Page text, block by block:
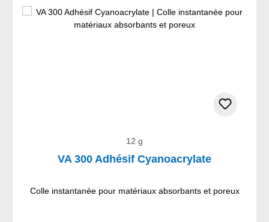
12 g
VA 300 Adhésif Cyanoacrylate
Colle instantanée pour matériaux absorbants et poreux